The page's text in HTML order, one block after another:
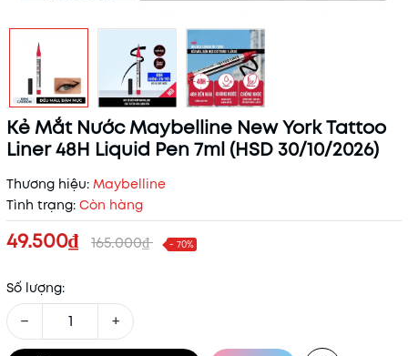
Kẻ Mắt Nước Maybelline New York Tattoo
Liner 48H Liquid Pen 7ml (HSD 30/10/2026)
Thương hiệu: Maybelline
Tình trạng: Còn hàng
49.500₫ 165.000₫ - 70%
Số lượng:
− +